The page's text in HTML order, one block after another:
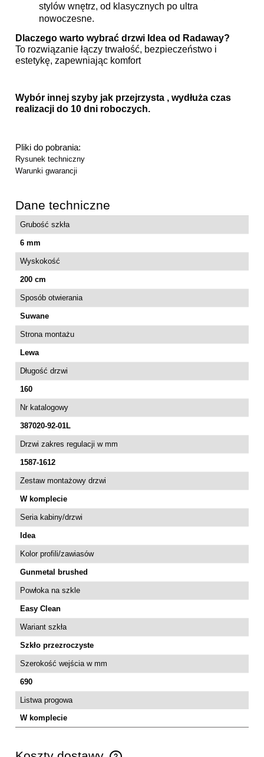
stylów wnętrz, od klasycznych po ultra
nowoczesne.
Dlaczego warto wybrać drzwi Idea od Radaway?
To rozwiązanie łączy trwałość, bezpieczeństwo i
estetykę, zapewniając komfort
Wybór innej szyby jak przejrzysta , wydłuża czas
realizacji do 10 dni roboczych.
Pliki do pobrania:
Rysunek techniczny
Warunki gwarancji
Dane techniczne
Grubość szkła
6 mm
Wyskokość
200 cm
Sposób otwierania
Suwane
Strona montażu
Lewa
Długość drzwi
160
Nr katalogowy
387020-92-01L
Drzwi zakres regulacji w mm
1587-1612
Zestaw montażowy drzwi
W komplecie
Seria kabiny/drzwi
Idea
Kolor profili/zawiasów
Gunmetal brushed
Powłoka na szkle
Easy Clean
Wariant szkła
Szkło przezroczyste
Szerokość wejścia w mm
690
Listwa progowa
W komplecie